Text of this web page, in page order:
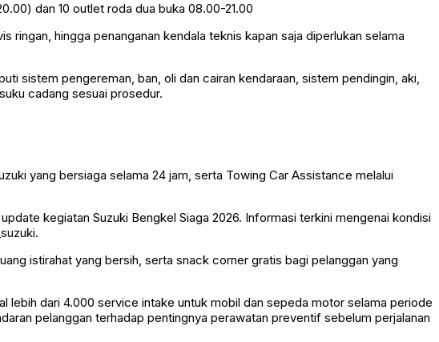
dan 10 outlet roda dua buka 08.00-21.00
hingga penanganan kendala teknis kapan saja diperlukan selama
sistem pengereman, ban, oli dan cairan kendaraan, sistem pendingin, aki,
cadang sesuai prosedur.
yang bersiaga selama 24 jam, serta Towing Car Assistance melalui
kegiatan Suzuki Bengkel Siaga 2026. Informasi terkini mengenai kondisi
istirahat yang bersih, serta snack corner gratis bagi pelanggan yang
lebih dari 4.000 service intake untuk mobil dan sepeda motor selama periode
pelanggan terhadap pentingnya perawatan preventif sebelum perjalanan